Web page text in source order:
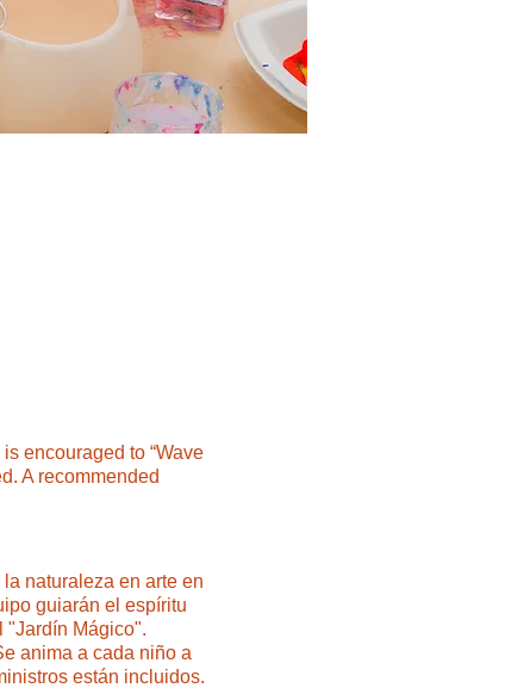
encouraged to “Wave
A recommended
naturaleza en arte en
guiarán el espíritu
"Jardín Mágico".
anima a cada niño a
están incluidos.